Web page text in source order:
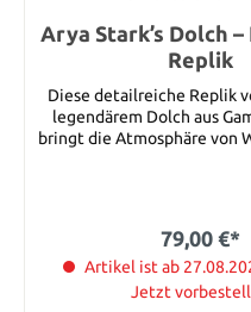
Arya Stark’s Dolch
Replik
Diese detailreiche Replik
legendärem Dolch aus
bringt die Atmosphäre von
Kombination aus
sowie einem aufwendig
aus Polymer und Metall
79,00 €*
Artikel ist ab
Jetzt